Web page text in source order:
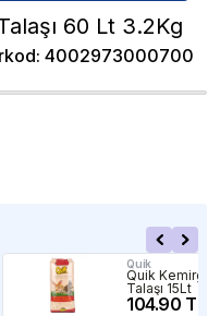
60 Lt 3.2Kg
: 4002973000700
Quik
Quik Kemirgen
Talaşı 15Lt
104.90 TL